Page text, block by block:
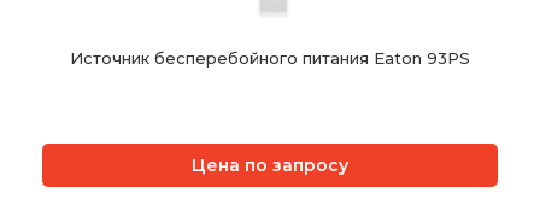
Источник бесперебойного питания Eaton 93PS
Цена по запросу